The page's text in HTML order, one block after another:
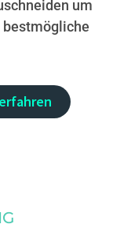
um
bestmögliche